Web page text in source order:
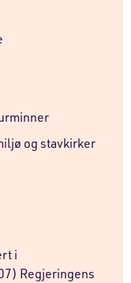
og stavkirker
i
Regjeringens